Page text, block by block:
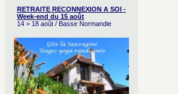
RETRAITE RECONNEXION A SOI -
Week-end du 15 août
14 > 18 août / Basse Normandie